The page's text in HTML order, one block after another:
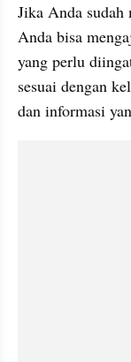
Jika Anda sudah
Anda bisa
yang perlu
sesuai dengan
dan informasi